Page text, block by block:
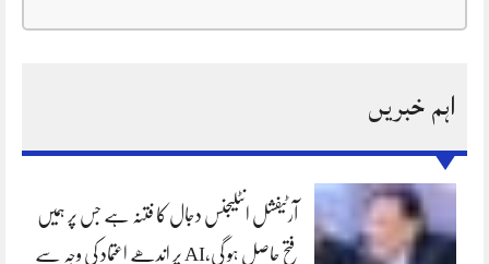
اہم خبریں
آرٹیفشل انٹلیجنس دجال کا فتنہ ہے جس پر ہمیں
فتح حاصل ہو گی،AI پر اندھے اعتماد کی وجہ سے